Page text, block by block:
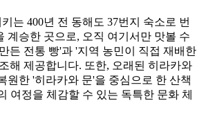
는 400년 전 동해도 37번지 숙소로 번
계승한 곳으로, 오직 여기서만 맛볼 수
든 전통 빵'과 '지역 농민이 직접 재배한
해 제공합니다. 또한, 오래된 히라카와
원한 '히라카와 문'을 중심으로 한 산책
여정을 체감할 수 있는 독특한 문화 체